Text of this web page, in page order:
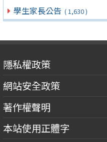
學生家長公告 ( 1,630 )
隱私權政策
網站安全政策
著作權聲明
本站使用正體字